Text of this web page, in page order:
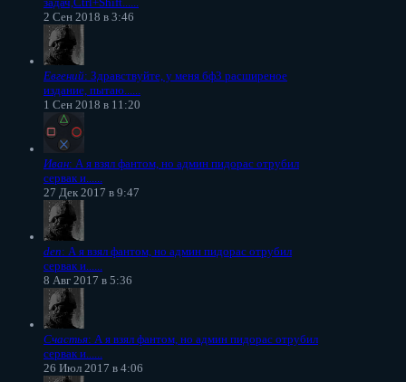
2 Сен 2018 в 3:46
Евгений: Здравствуйте, у меня бф3 расширеное
издание, пытаю......
1 Сен 2018 в 11:20
Иван: А я взял фантом, но админ пидорас отрубил
сервак и......
27 Дек 2017 в 9:47
den: А я взял фантом, но админ пидорас отрубил
сервак и......
8 Авг 2017 в 5:36
Счастья: А я взял фантом, но админ пидорас отрубил
сервак и......
26 Июл 2017 в 4:06